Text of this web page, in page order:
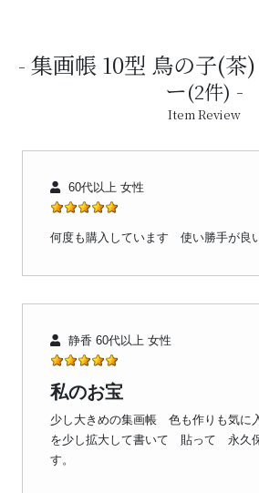
集画帳 10型 鳥の子(茶
ー(2件)
Item Review
60代以上 女性
何度も購入しています 使い勝手が良
静香 60代以上 女性
私のお宝
少し大きめの集画帳 色も作りも気に
を少し拡大して書いて 貼って 永久
す。